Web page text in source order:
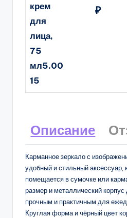
крем
для
лица,
75
мл5.00
15
₽
Описание
Карманное зеркало с
удобный и стильный аксессуар,
помещается в сумочке или
размер и металлический
прочным и практичным для
Круглая форма и чёрный цвет